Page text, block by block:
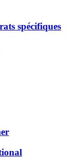
spécifiques